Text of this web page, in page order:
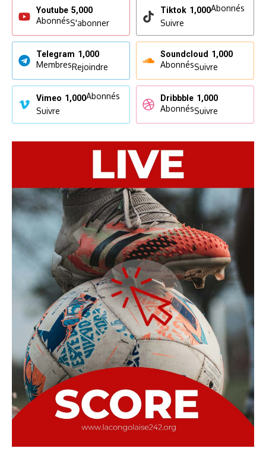
Youtube 5,000
AbonnésS'abonner
Tiktok 1,000Abonnés
Suivre
Telegram 1,000
MembresRejoindre
Soundcloud 1,000
AbonnésSuivre
Vimeo 1,000Abonnés
Suivre
Dribbble 1,000
AbonnésSuivre